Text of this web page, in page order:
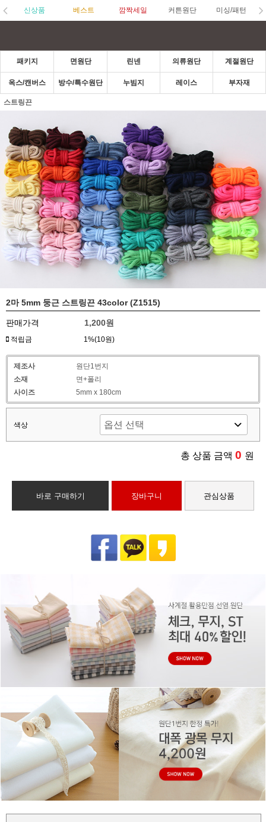
신상품 베스트 깜짝세일 커튼원단 미싱/패턴
패키지 면원단 린넨 의류원단 계절원단
옥스/캔버스 방수/특수원단 누빔지 레이스 부자재
스트링끈
2마 5mm 둥근 스트링끈 43color (Z1515)
판매가격 1,200원
적립금 1%(10원)
제조사
원단1번지
소재
면+폴리
사이즈
5mm x 180cm
색상
총 상품 금액 0 원
바로 구매하기 장바구니 관심상품